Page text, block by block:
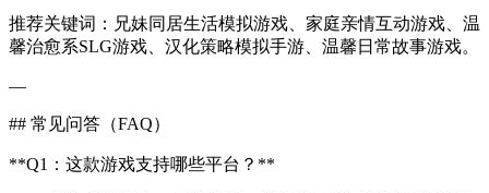
推荐关键词：兄妹同居生活模拟游戏、家庭亲情互动游戏、温
馨治愈系SLG游戏、汉化策略模拟手游、温馨日常故事游戏。
—
## 常见问答（FAQ）
**Q1：这款游戏支持哪些平台？**